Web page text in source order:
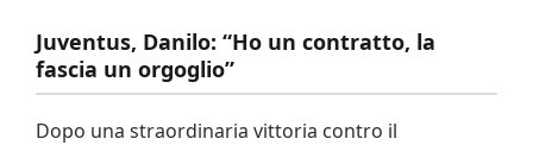
Juventus, Danilo: “Ho un contratto, la
fascia un orgoglio”
Dopo una straordinaria vittoria contro il